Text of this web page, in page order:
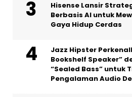
Hisense Lansir
Berbasis AI untuk
Gaya Hidup Cerdas
Jazz Hipster
Bookshelf Speaker”
“Sealed Bass” untuk
Pengalaman Audio